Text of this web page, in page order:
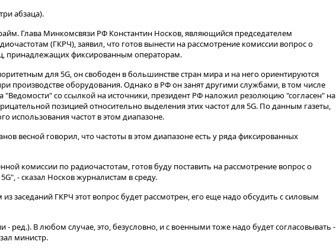
абзаца).
Глава Минкомсвязи РФ Константин Носков, являющийся председателем
(ГКРЧ), заявил, что готов вынести на рассмотрение комиссии вопрос о
принадлежащих фиксированным операторам​​​.
для 5G, он свободен в большинстве стран мира и на него ориентируются
производстве оборудования. Однако в РФ он занят другими службами, в том числе
"Ведомости" со ссылкой на источники, президент РФ наложил резолюцию "согласен" на
позицией относительно выделения этих частот для 5G. По данным газеты,
использования частот в этом диапазоне.
весной говорил, что частоты в этом диапазоне есть у ряда фиксированных
комиссии по радиочастотам, готов буду поставить на рассмотрение вопрос о
- сказал Носков журналистам в среду.
из заседаний ГКРЧ этот вопрос будет рассмотрен, его еще надо обсудить с силовым
ред.). В любом случае, это, безусловно, и с военными тоже надо будет согласовывать -
министр.